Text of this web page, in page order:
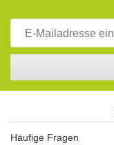
Häufige Fragen